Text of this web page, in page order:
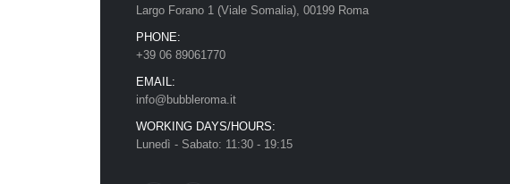
Largo Forano 1 (Viale Somalia), 00199 Roma
PHONE:
+39 06 89061770
EMAIL:
info@bubbleroma.it
WORKING DAYS/HOURS:
Lunedì - Sabato: 11:30 - 19:15